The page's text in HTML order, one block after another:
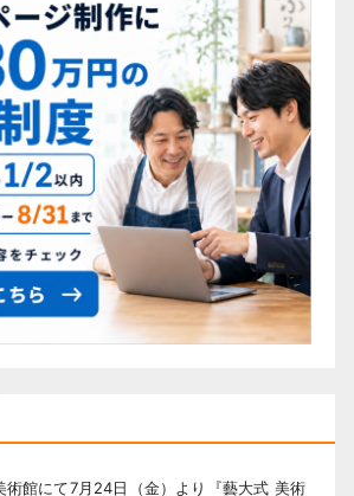
術館にて7月24日（金）より『藝大式 美術